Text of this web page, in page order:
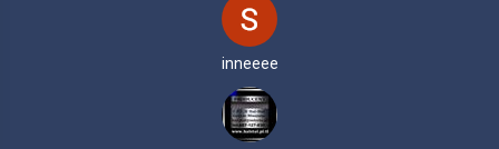
inneeee